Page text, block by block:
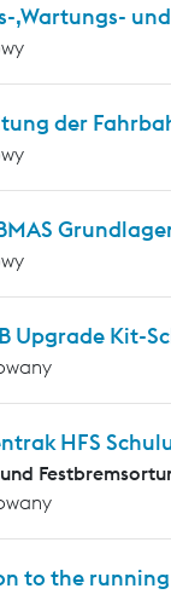
,Wartungs-
der
Upgrade Kit-
HFS
to the